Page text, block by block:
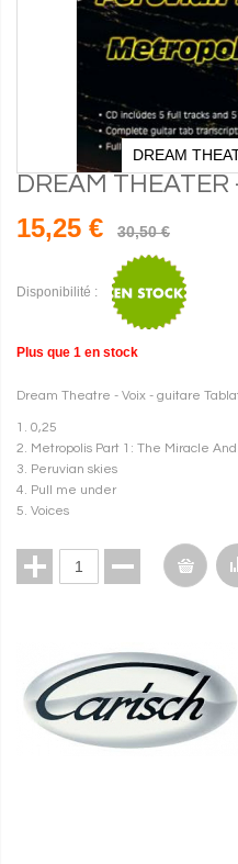
DREAM
DREAM
15,25 € 30,50 €
Disponibilité :
Plus que 1 en stock
Dream Theatre - Voix - guitare
1. 0,25
2. Metropolis Part 1: The Miracle
3. Peruvian skies
4. Pull me under
5. Voices